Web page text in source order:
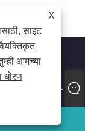
X
साइट
वैयक्तिकृत
आमच्या
धोरण
Co., Ltd. -